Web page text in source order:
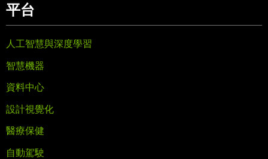
平台
人工智慧與深度學習
智慧機器
資料中心
設計視覺化
醫療保健
自動駕駛